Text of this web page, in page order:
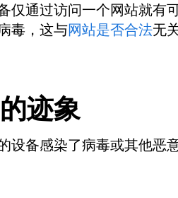
仅通过访问一个网站就有
毒，这与网站是否合法无
迹象
备感染了病毒或其他恶意